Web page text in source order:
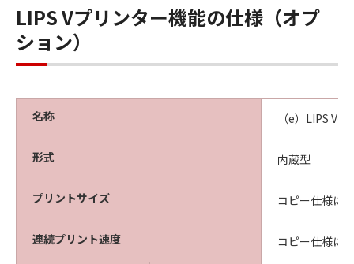
LIPS Vプリンター機能の仕様（オプ
ション）
名称 （e）LIPS V
形式 内蔵型
プリントサイズ コピー仕様に
連続プリント速度 コピー仕様に